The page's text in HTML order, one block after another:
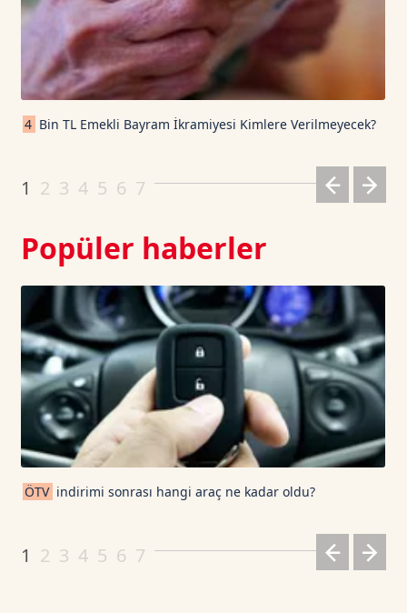
TRON TetherUS 0.3279 0.24
Cardano TetherUS 0.202 5.16
4 Bin TL Emekli Bayram İkramiyesi Kimlere Verilmeyecek?
1 2 3 4 5 6 7
Popüler haberler
ÖTV indirimi sonrası hangi araç ne kadar oldu?
1 2 3 4 5 6 7